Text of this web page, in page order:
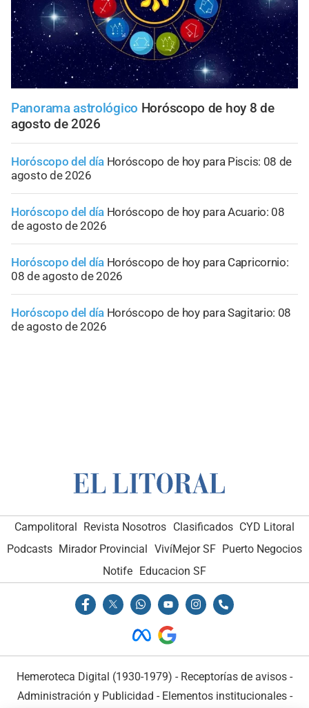
Panorama astrológico Horóscopo de hoy 8 de
agosto de 2026
Horóscopo del día Horóscopo de hoy para Piscis: 08 de
agosto de 2026
Horóscopo del día Horóscopo de hoy para Acuario: 08
de agosto de 2026
Horóscopo del día Horóscopo de hoy para Capricornio:
08 de agosto de 2026
Horóscopo del día Horóscopo de hoy para Sagitario: 08
de agosto de 2026
Campolitoral Revista Nosotros Clasificados CYD Litoral
Podcasts Mirador Provincial VivíMejor SF Puerto Negocios
Notife Educacion SF
Hemeroteca Digital (1930-1979) - Receptorías de avisos -
Administración y Publicidad - Elementos institucionales-